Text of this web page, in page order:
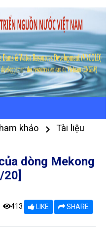
khảo
Tài liệu
dòng Mekong
20]
413 LIKE SHARE